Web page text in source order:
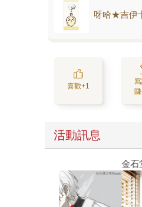
呀哈★吉伊
喜歡+1
活動訊息
金石堂2026海外優